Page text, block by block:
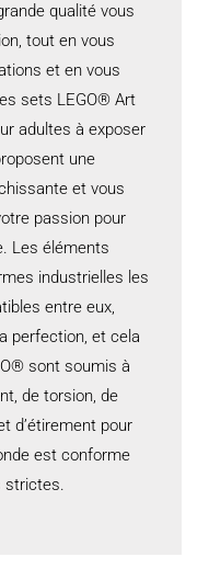
qualité vous
tout en vous
et en vous
sets LEGO® Art
adultes à exposer
une
et vous
passion pour
Les éléments
industrielles les
entre eux,
perfection, et cela
sont soumis à
de torsion, de
d’étirement pour
est conforme
strictes.